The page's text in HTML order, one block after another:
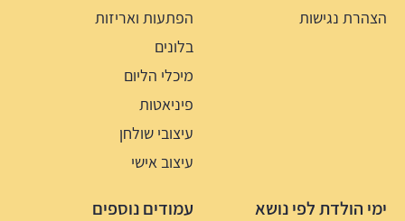
הצהרת נגישות
הפתעות ואריזות
בלונים
מיכלי הליום
פיניאטות
עיצובי שולחן
עיצוב אישי
ימי הולדת לפי נושא עמודים נוספים